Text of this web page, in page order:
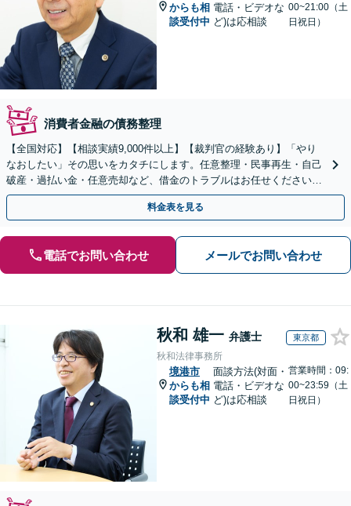
からも相
談受付中
電話・ビデオな
ど)は応相談
00~21:00（土
日祝日）
消費者金融の債務整理
【全国対応】【相談実績9,000件以上】【裁判官の経験あり】「やり
なおしたい」その思いをカタチにします。任意整理・民事再生・自己
破産・過払い金・任意売却など、借金のトラブルはお任せください。
【初回相談無料】【全国対応可能】
料金表を見る
電話でお問い合わせ メールでお問い合わせ
秋和 雄一 弁護士 東京都
秋和法律事務所
境港市
からも相
談受付中
面談方法(対面・
電話・ビデオな
ど)は応相談
営業時間：09:
00~23:59（土
日祝日）